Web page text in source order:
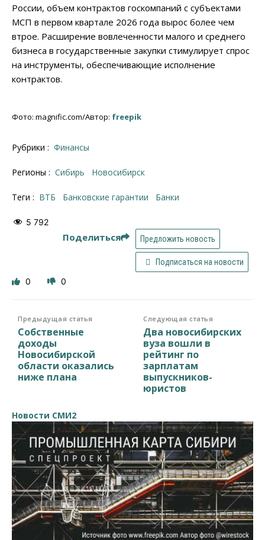
России, объем контрактов госкомпаний с субъектами
МСП в первом квартале 2026 года вырос более чем
втрое. Расширение вовлеченности малого и среднего
бизнеса в государственные закупки стимулирует спрос
на инструменты, обеспечивающие исполнение
контрактов.
Фото: magnific.com/Автор: freepik
Рубрики : Финансы
Регионы : Сибирь Новосибирск
Теги : ВТБ банковские гарантии банки
5 792
Поделиться Предложить новость
Подписаться на новости
0 0
Предыдущая статья
Собственные
доходы
Новосибирской
области оказались
ниже плана
Следующая статья
Два новосибирских
вуза вошли в
рейтинг по
зарплатам
выпускников-
юристов
Новости СМИ2